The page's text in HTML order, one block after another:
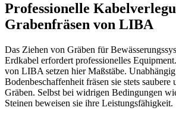
Professionelle
Grabenfräsen von LIBA
Das Ziehen von Gräben für
Erdkabel erfordert professionelles
von LIBA setzen hier Maßstäbe.
Bodenbeschaffenheit fräsen sie stets saubere
Gräben. Selbst bei widrigen Bedingungen
Steinen beweisen sie ihre Leistungsfähigkeit.